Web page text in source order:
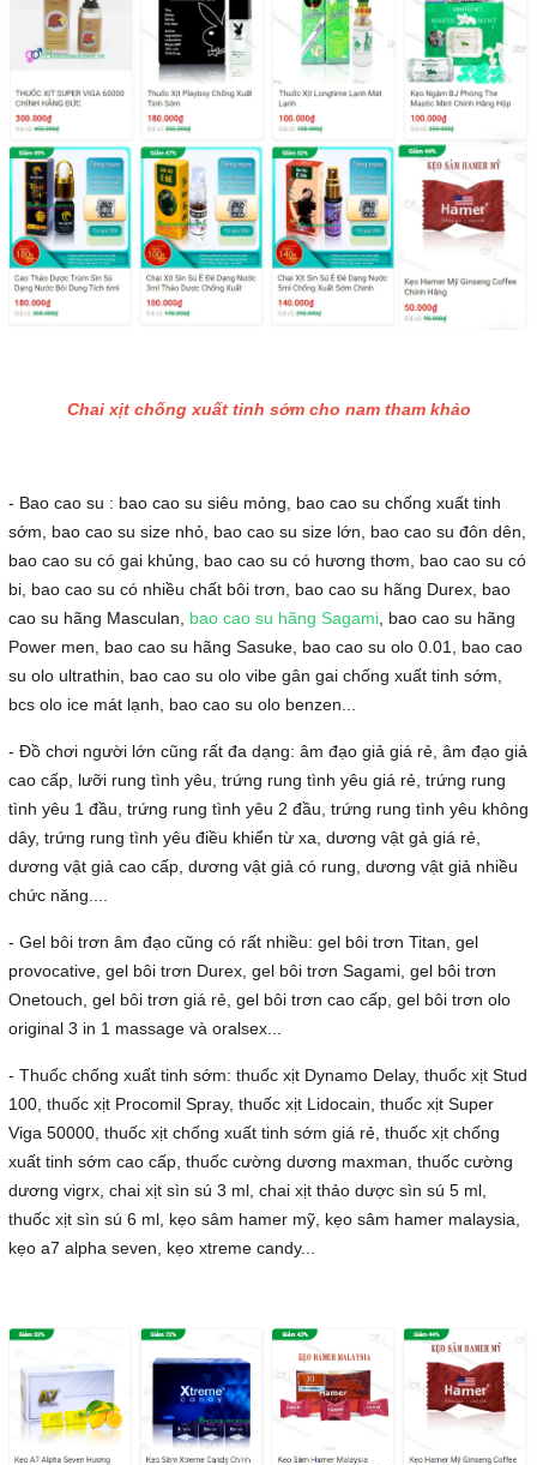
Chai xịt chống xuất tinh sớm cho nam tham khảo
- Bao cao su : bao cao su siêu mỏng, bao cao su chống xuất tinh
sớm, bao cao su size nhỏ, bao cao su size lớn, bao cao su đôn dên,
bao cao su có gai khủng, bao cao su có hương thơm, bao cao su có
bi, bao cao su có nhiều chất bôi trơn, bao cao su hãng Durex, bao
cao su hãng Masculan, bao cao su hãng Sagami, bao cao su hãng
Power men, bao cao su hãng Sasuke, bao cao su olo 0.01, bao cao
su olo ultrathin, bao cao su olo vibe gân gai chống xuất tinh sớm,
bcs olo ice mát lạnh, bao cao su olo benzen...
- Đồ chơi người lớn cũng rất đa dạng: âm đạo giả giá rẻ, âm đạo giả
cao cấp, lưỡi rung tình yêu, trứng rung tình yêu giá rẻ, trứng rung
tình yêu 1 đầu, trứng rung tình yêu 2 đầu, trứng rung tình yêu không
dây, trứng rung tình yêu điều khiển từ xa, dương vật gả giá rẻ,
dương vật giả cao cấp, dương vật giả có rung, dương vật giả nhiều
chức năng....
- Gel bôi trơn âm đạo cũng có rất nhiều: gel bôi trơn Titan, gel
provocative, gel bôi trơn Durex, gel bôi trơn Sagami, gel bôi trơn
Onetouch, gel bôi trơn giá rẻ, gel bôi trơn cao cấp, gel bôi trơn olo
original 3 in 1 massage và oralsex...
- Thuốc chống xuất tinh sớm: thuốc xịt Dynamo Delay, thuốc xịt Stud
100, thuốc xịt Procomil Spray, thuốc xịt Lidocain, thuốc xịt Super
Viga 50000, thuốc xịt chống xuất tinh sớm giá rẻ, thuốc xịt chống
xuất tinh sớm cao cấp, thuốc cường dương maxman, thuốc cường
dương vigrx, chai xịt sìn sú 3 ml, chai xịt thảo dược sìn sú 5 ml,
thuốc xịt sìn sú 6 ml, kẹo sâm hamer mỹ, kẹo sâm hamer malaysia,
kẹo a7 alpha seven, kẹo xtreme candy...